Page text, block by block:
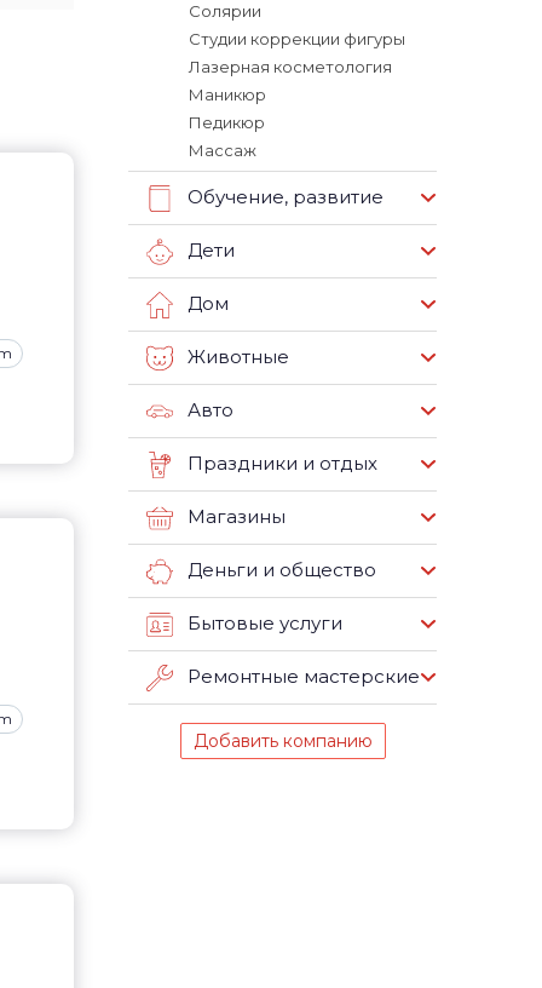
Солярии
Студии коррекции фигуры
Лазерная косметология
Маникюр
Педикюр
Массаж
Обучение, развитие
Дети
Дом
Животные
Авто
Праздники и отдых
Магазины
Деньги и общество
Бытовые услуги
Ремонтные мастерские
Добавить компанию